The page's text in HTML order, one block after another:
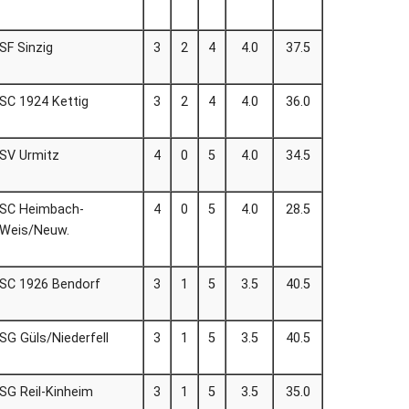
SF Sinzig 3 2 4 4.0 37.5
SC 1924 Kettig 3 2 4 4.0 36.0
SV Urmitz 4 0 5 4.0 34.5
SC Heimbach-
Weis/Neuw.
4 0 5 4.0 28.5
SC 1926 Bendorf 3 1 5 3.5 40.5
SG Güls/Niederfell 3 1 5 3.5 40.5
SG Reil-Kinheim 3 1 5 3.5 35.0